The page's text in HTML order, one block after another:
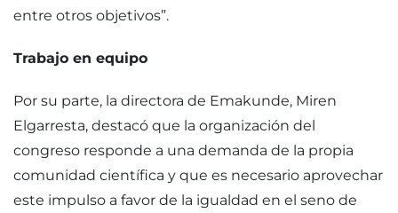
entre otros objetivos”.
Trabajo en equipo
Por su parte, la directora de Emakunde, Miren
Elgarresta, destacó que la organización del
congreso responde a una demanda de la propia
comunidad científica y que es necesario aprovechar
este impulso a favor de la igualdad en el seno de